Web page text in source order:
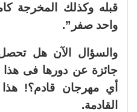
قبله وكذلك المخرجة
واحد صفر”.
والسؤال الآن هل
جائزة عن دورها فى هذا
أي مهرجان قادم؟!
القادمة.